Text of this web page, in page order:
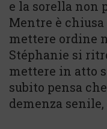
e la sorella non
Mentre è
mettere ordine
Stéphanie si
mettere in atto
subito pensa
demenza